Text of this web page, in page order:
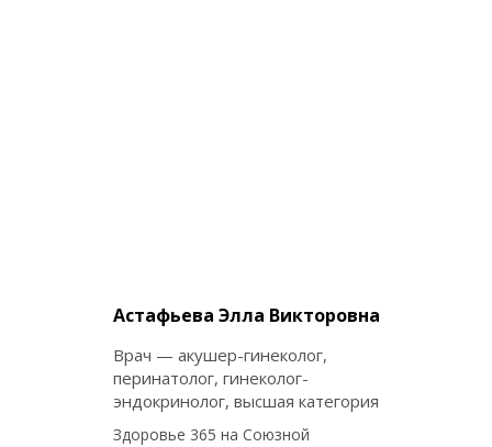
Астафьева Элла Викторовна
Врач — акушер-гинеколог,
перинатолог, гинеколог-
эндокринолог, высшая категория
Здоровье 365 на Союзной